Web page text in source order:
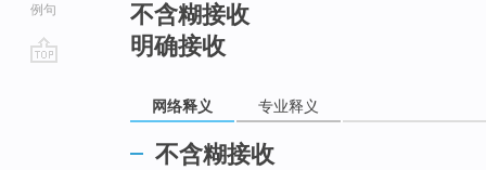
例句
不含糊接收
明确接收
网络释义 专业释义
不含糊接收